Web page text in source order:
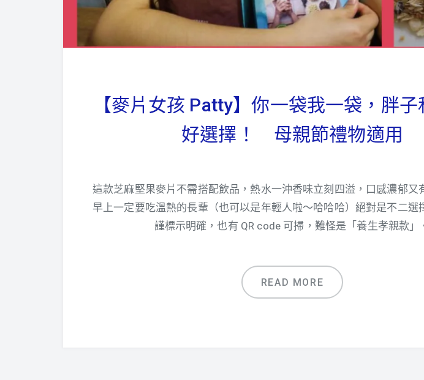
【麥片女孩 Patty】你一袋我一袋，胖
好選擇！ 母親節禮物適用
這款芝麻堅果麥片不需搭配飲品，熱水一沖香味立刻四溢，口感濃郁又
早上一定要吃溫熱的長輩（也可以是年輕人啦～哈哈哈）絕對是不二選
謹標示明確，也有 QR code 可掃，難怪是「養生孝親款」
READ MORE